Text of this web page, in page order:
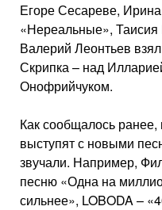
Егоре Сесареве,
«Нереальные»,
Валерий Леонтьев
Скрипка – над
Онофрийчуком.
Как сообщалось
выступят с новыми
звучали. Например,
песню «Одна на
сильнее», LOBODA –